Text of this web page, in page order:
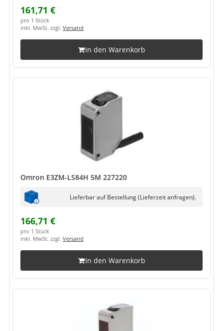
161,71 €
pro 1 Stück
inkl. MwSt. zzgl. Versand
In den Warenkorb
Omron E3ZM-LS84H 5M 227220
Lieferbar auf Bestellung (Lieferzeit anfragen).
166,71 €
pro 1 Stück
inkl. MwSt. zzgl. Versand
In den Warenkorb